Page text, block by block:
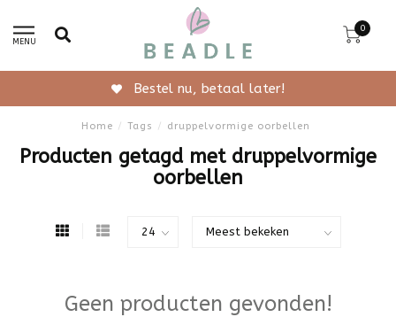
MENU
0
Bestel nu, betaal later!
Home / Tags / druppelvormige oorbellen
Producten getagd met druppelvormige
oorbellen
Geen producten gevonden!